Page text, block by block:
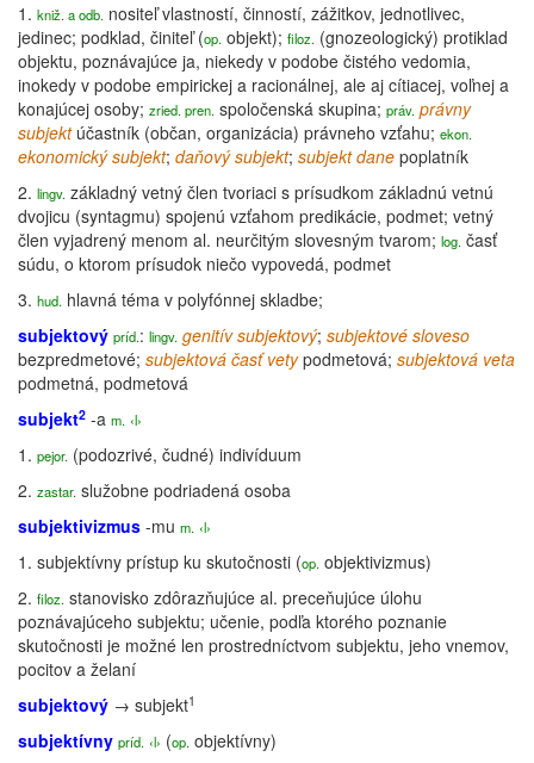
1. kniž. a odb. nositeľ vlastností, činností, zážitkov, jednotlivec,
jedinec; podklad, činiteľ (op. objekt); filoz. (gnozeologický) protiklad
objektu, poznávajúce ja, niekedy v podobe čistého vedomia,
inokedy v podobe empirickej a racionálnej, ale aj cítiacej, voľnej a
konajúcej osoby; zried. pren. spoločenská skupina; práv. právny
subjektúčastník (občan, organizácia) právneho vzťahu; ekon.
ekonomickýsubjekt; daňovýsubjekt; subjektdane poplatník
2. lingv. základný vetný člen tvoriaci s prísudkom základnú vetnú
dvojicu (syntagmu) spojenú vzťahom predikácie, podmet; vetný
člen vyjadrený menom al. neurčitým slovesným tvarom; log. časť
súdu, o ktorom prísudok niečo vypovedá, podmet
3. hud. hlavná téma v polyfónnej skladbe;
subjektový príd.: lingv. genitívsubjektový; subjektové sloveso
bezpredmetové; subjektová časť vetypodmetová; subjektová veta
podmetná, podmetová
subjekt2 -a m. ‹l›
1. pejor. (podozrivé, čudné) indivíduum
2. zastar. služobne podriadená osoba
subjektivizmus -mu m. ‹l›
1. subjektívny prístup ku skutočnosti (op. objektivizmus)
2. filoz. stanovisko zdôrazňujúce al. preceňujúce úlohu
poznávajúceho subjektu; učenie, podľa ktorého poznanie
skutočnosti je možné len prostredníctvom subjektu, jeho vnemov,
pocitov a želaní
subjektový → subjekt1
subjektívny príd. ‹l› (op. objektívny)